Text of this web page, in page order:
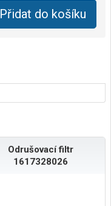
Přidat do košíku
Odrušovací filtr
1617328026